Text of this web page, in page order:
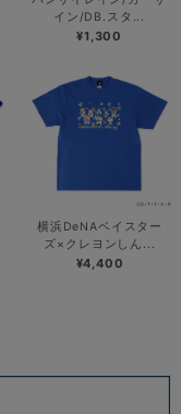
イン/DB.スタ...
¥1,300
横浜DeNAベイスター
ズ×クレヨンしん...
¥4,400